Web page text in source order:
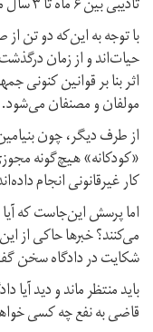
با توجه به این‌که دو تن
اثر بنا بر قوانین
مولفان و مصنفان می‌شود.
از طرف دیگر، چون
«کودکانه» هیچ‌گونه
کار غیرقانونی انجام
اما پرسش این‌جاست که
می‌کنند؟ خبرها حاکی از
شکایت در دادگاه سخن
باید منتظر ماند و دید
قاضی به نفع چه کسی